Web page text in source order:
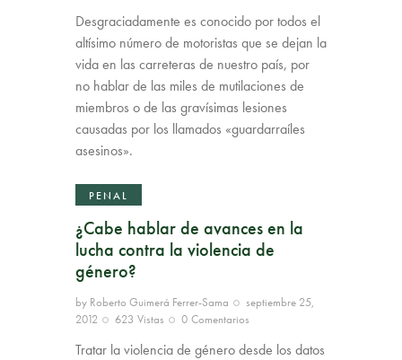
Desgraciadamente es conocido por todos el
altísimo número de motoristas que se dejan la
vida en las carreteras de nuestro país, por
no hablar de las miles de mutilaciones de
miembros o de las gravísimas lesiones
causadas por los llamados «guardarraíles
asesinos».
PENAL
¿Cabe hablar de avances en la
lucha contra la violencia de
género?
by Roberto Guimerá Ferrer-Sama
septiembre 25,
2012
623 Vistas 0 Comentarios
Tratar la violencia de género desde los datos